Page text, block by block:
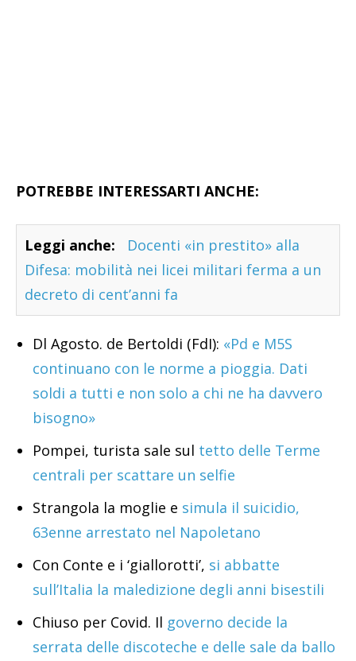
POTREBBE INTERESSARTI ANCHE:
Leggi anche:
Docenti «in prestito» alla
Difesa: mobilità nei licei militari ferma a un
decreto di cent’anni fa
Dl Agosto. de Bertoldi (FdI): «Pd e M5S
continuano con le norme a pioggia. Dati
soldi a tutti e non solo a chi ne ha davvero
bisogno»
Pompei, turista sale sul tetto delle Terme
centrali per scattare un selfie
Strangola la moglie e simula il suicidio,
63enne arrestato nel Napoletano
Con Conte e i ‘giallorotti’, si abbatte
sull’Italia la maledizione degli anni bisestili
Chiuso per Covid. Il governo decide la
serrata delle discoteche e delle sale da ballo